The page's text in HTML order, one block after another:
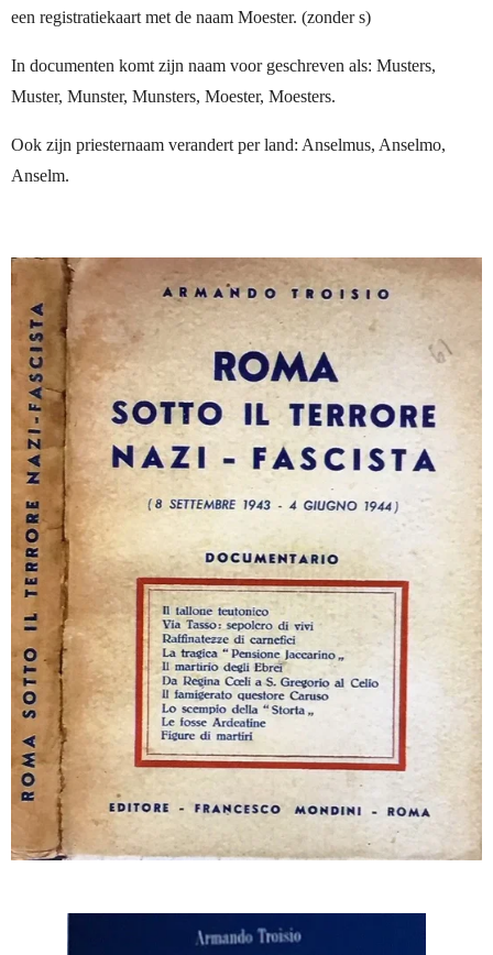
een registratiekaart met de naam Moester. (zonder s)
In documenten komt zijn naam voor geschreven als: Musters,
Muster, Munster, Munsters, Moester, Moesters.
Ook zijn priesternaam verandert per land: Anselmus, Anselmo,
Anselm.